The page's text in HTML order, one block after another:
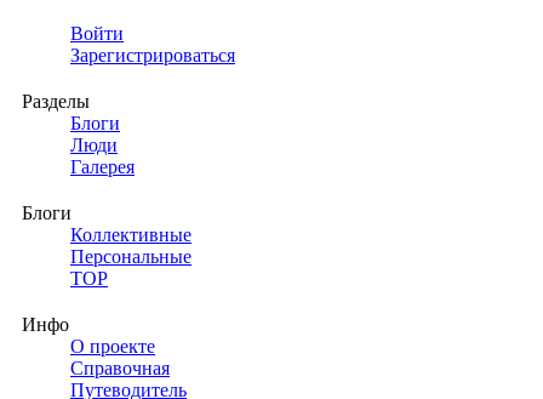
Войти
Зарегистрироваться
Разделы
Блоги
Люди
Галерея
Блоги
Коллективные
Персональные
TOP
Инфо
О проекте
Справочная
Путеводитель